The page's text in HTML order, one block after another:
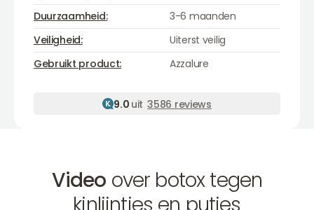
Duurzaamheid:
3-6 maanden
Veiligheid:
Uiterst veilig
Gebruikt product:
Azzalure
Azzalure
9.0 uit 3586 reviews
Video over botox tegen
kinlijntjes en putjes